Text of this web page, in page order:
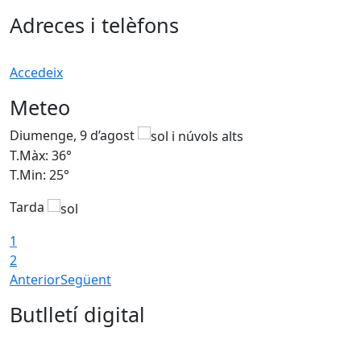
Adreces i telèfons
Accedeix
Meteo
Diumenge, 9 d’agost
T.Màx: 36°
T.Min: 25°
Tarda
1
2
AnteriorSegüent
Butlletí digital